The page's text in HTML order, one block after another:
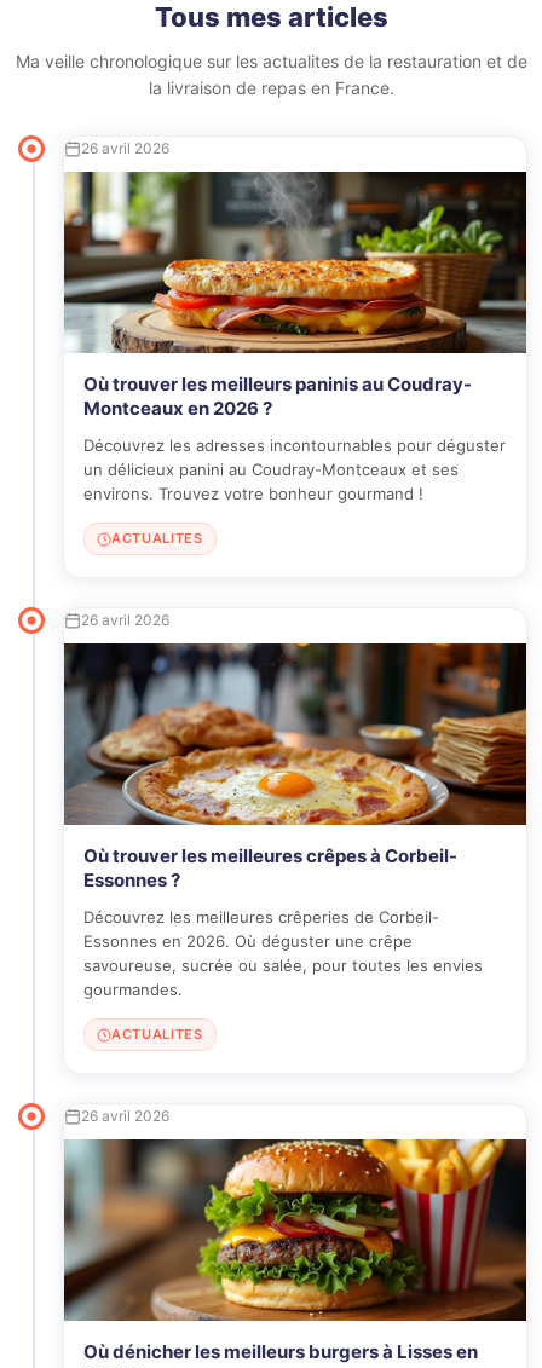
Tous mes articles
Ma veille chronologique sur les actualites de la restauration et de
la livraison de repas en France.
26 avril 2026
Où trouver les meilleurs paninis au Coudray-
Montceaux en 2026 ?
Découvrez les adresses incontournables pour déguster
un délicieux panini au Coudray-Montceaux et ses
environs. Trouvez votre bonheur gourmand !
ACTUALITES
26 avril 2026
Où trouver les meilleures crêpes à Corbeil-
Essonnes ?
Découvrez les meilleures crêperies de Corbeil-
Essonnes en 2026. Où déguster une crêpe
savoureuse, sucrée ou salée, pour toutes les envies
gourmandes.
ACTUALITES
26 avril 2026
Où dénicher les meilleurs burgers à Lisses en